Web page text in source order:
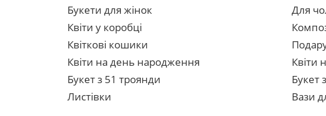
Букети для жінок
Для
Квіти у коробці
Квіткові кошики
Квіти на день народження
Квіти
Букет з 51 троянди
Букет
Листівки
Вази